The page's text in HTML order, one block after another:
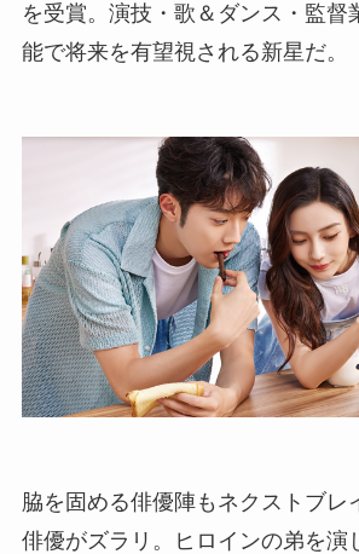
を受賞。演技・歌＆ダンス・監督
能で将来を有望視される新星だ。
脇を固める俳優陣もネクストブレ
俳優がズラリ。ヒロインの弟を演